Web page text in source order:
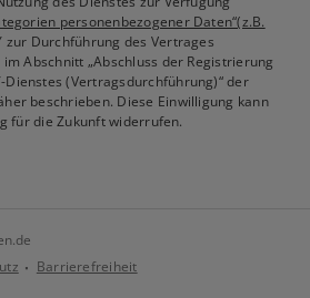
personenbezogener Daten“(z.B.
zur Durchführung des Vertrages
Abschnitt „Abschluss der Registrierung
Dienstes (Vertragsdurchführung)“ der
beschrieben. Diese Einwilligung kann
für die Zukunft widerrufen.
Barrierefreiheit